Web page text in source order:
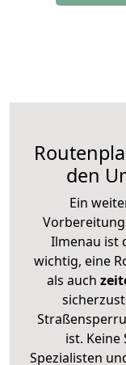
den
Ein
Ilmenau ist
wichtig, eine
als auch
ist.
Spezialisten